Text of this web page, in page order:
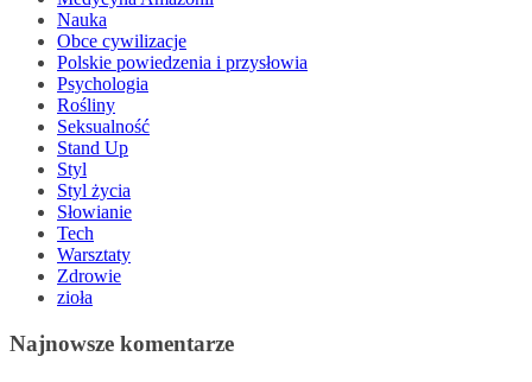
Nauka
Obce cywilizacje
Polskie powiedzenia i przysłowia
Psychologia
Rośliny
Seksualność
Stand Up
Styl
Styl życia
Słowianie
Tech
Warsztaty
Zdrowie
zioła
Najnowsze komentarze